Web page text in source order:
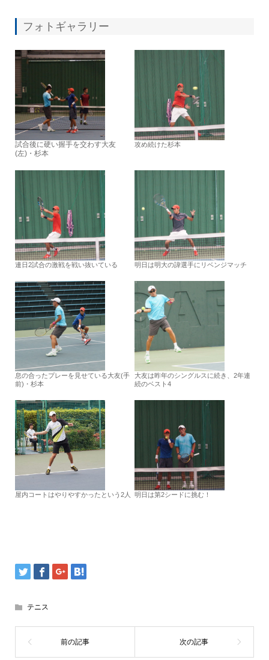
フォトギャラリー
試合後に硬い握手を交わす大友
(左)・杉本
攻め続けた杉本
連日2試合の激戦を戦い抜いている 明日は明大の諱選手にリベンジマッチ
息の合ったプレーを見せている大友(手
前)・杉本
大友は昨年のシングルスに続き、2年連
続のベスト4
屋内コートはやりやすかったという2人 明日は第2シードに挑む！
テニス